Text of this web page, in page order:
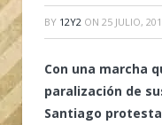
BY 12Y2 ON 25 JULIO,
Con una marcha
paralización de
Santiago